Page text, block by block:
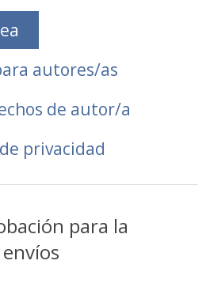
autores/as
de autor/a
privacidad
para la